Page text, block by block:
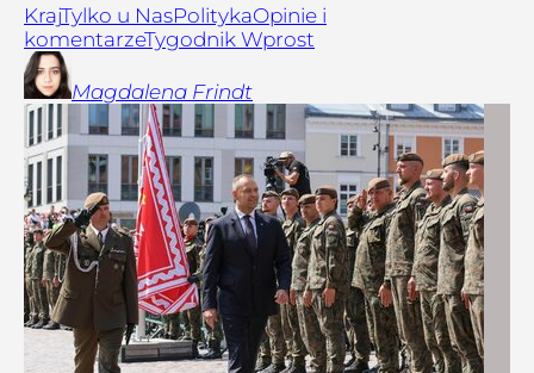
KrajTylko u NasPolitykaOpinie i
komentarzeTygodnik Wprost
Magdalena Frindt